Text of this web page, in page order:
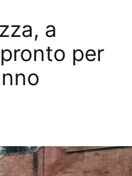
a
per